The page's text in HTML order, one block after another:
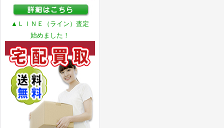
▲ＬＩＮＥ（ライン）査定
始めました！